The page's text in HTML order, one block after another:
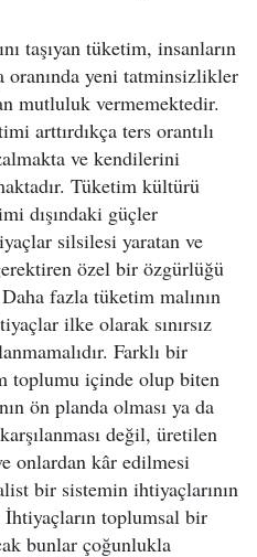
taşıyan tüketim, insanların
oranında yeni tatminsizlikler
mutluluk vermemektedir.
arttırdıkça ters orantılı
ve kendilerini
Tüketim kültürü
dışındaki güçler
silsilesi yaratan ve
özel bir özgürlüğü
fazla tüketim malının
ilke olarak sınırsız
Farklı bir
toplumu içinde olup biten
ön planda olması ya da
değil, üretilen
onlardan kâr edilmesi
bir sistemin ihtiyaçlarının
İhtiyaçların toplumsal bir
bunlar çoğunlukla